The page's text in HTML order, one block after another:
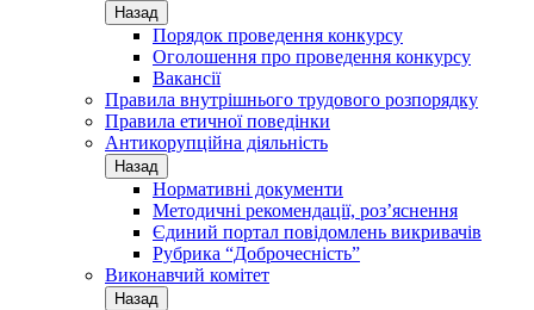
Назад
Порядок проведення конкурсу
Оголошення про проведення конкурсу
Вакансії
Правила внутрішнього трудового розпорядку
Правила етичної поведінки
Антикорупційна діяльність
Назад
Нормативні документи
Методичні рекомендації, роз’яснення
Єдиний портал повідомлень викривачів
Рубрика “Доброчесність”
Виконавчий комітет
Назад